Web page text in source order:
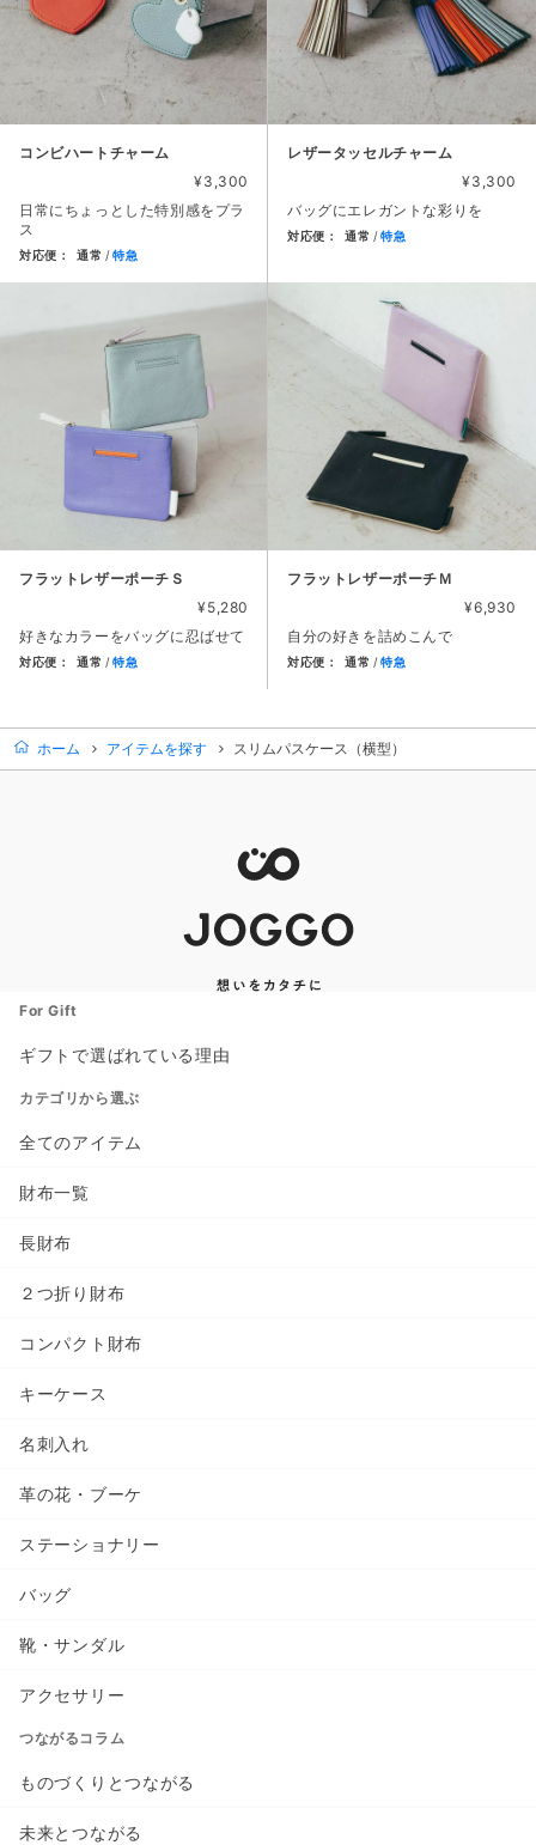
コンビハートチャーム
¥3,300
日常にちょっとした特別感をプラ
ス
対応便： 通常 特急
商品カード。商品: コンビハートチャーム, 価格: 3,300円, 日
レザータッセルチャーム
¥3,300
バッグにエレガントな彩りを
対応便： 通常 特急
商品カード。商品: レザータ
フラットレザーポーチＳ
¥5,280
好きなカラーをバッグに忍ばせて
対応便： 通常 特急
フラットレザーポーチＭ
¥6,930
自分の好きを詰めこんで
対応便： 通常 特急
ホーム アイテムを探す スリムパスケース（横型）
For Gift
ギフトで選ばれている理由
カテゴリから選ぶ
全てのアイテム
財布一覧
長財布
２つ折り財布
コンパクト財布
キーケース
名刺入れ
革の花・ブーケ
ステーショナリー
バッグ
靴・サンダル
アクセサリー
つながるコラム
ものづくりとつながる
未来とつながる